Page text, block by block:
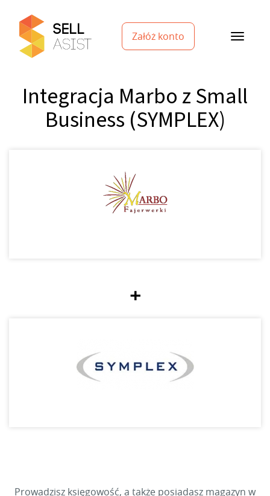
Załóż konto
Integracja Marbo z Small
Business (SYMPLEX)
+
Prowadzisz księgowość, a także posiadasz magazyn w